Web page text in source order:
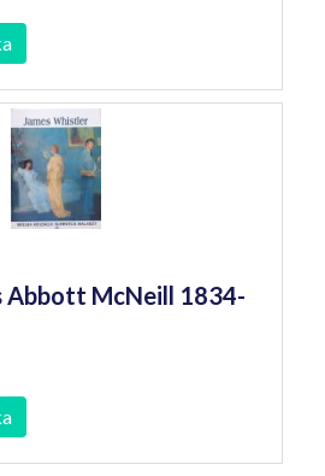
Abbott McNeill 1834-